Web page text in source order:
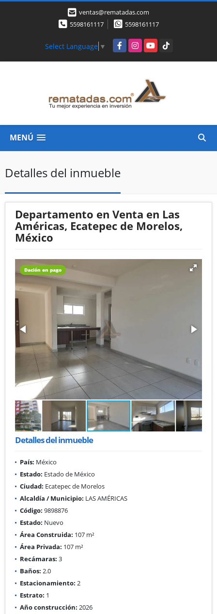
ventas@rematadas.com
5598161117
5598161117
Select Language ▼ FacebookInstagramYouTubeTikTok
MENÚ
Detalles del inmueble
Departamento en Venta en Las
Américas, Ecatepec de Morelos,
México
Dación en pago
Detalles del inmueble
País: México
Estado: Estado de México
Ciudad: Ecatepec de Morelos
Alcaldía / Municipio: LAS AMÉRICAS
Código: 9898876
Estado: Nuevo
Área Construida: 107 m²
Área Privada: 107 m²
Recámaras: 3
Baños: 2.0
Estacionamiento: 2
Estrato: 1
Año construcción: 2026